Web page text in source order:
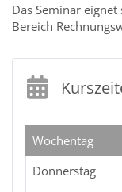
Das Seminar
Bereich
Wochentag
Donnerstag